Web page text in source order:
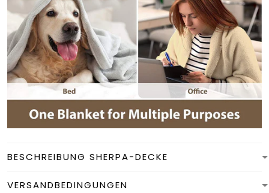
BESCHREIBUNG SHERPA-DECKE
VERSANDBEDINGUNGEN